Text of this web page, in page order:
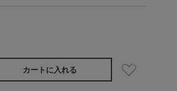
カートに入れる